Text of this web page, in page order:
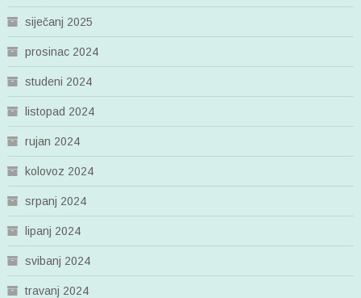
siječanj 2025
prosinac 2024
studeni 2024
listopad 2024
rujan 2024
kolovoz 2024
srpanj 2024
lipanj 2024
svibanj 2024
travanj 2024